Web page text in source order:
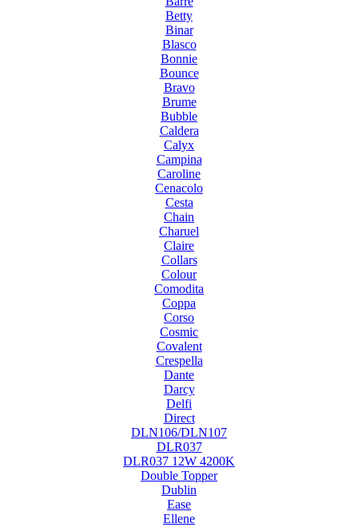
Betty
Binar
Blasco
Bonnie
Bounce
Bravo
Brume
Bubble
Caldera
Calyx
Campina
Caroline
Cenacolo
Cesta
Chain
Charuel
Claire
Collars
Colour
Comodita
Coppa
Corso
Cosmic
Covalent
Crespella
Dante
Darcy
Delfi
Direct
DLN106/DLN107
DLR037
DLR037 12W 4200K
Double Topper
Dublin
Ease
Ellene